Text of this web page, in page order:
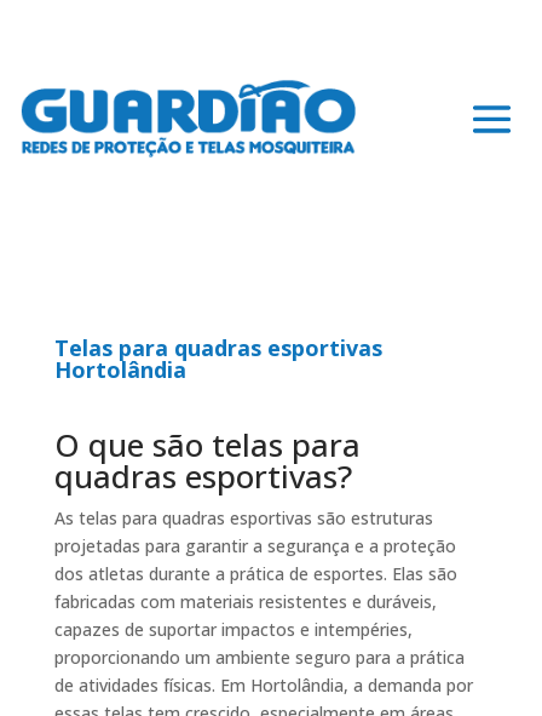
Telas para quadras esportivas
Hortolândia
O que são telas para
quadras esportivas?
As telas para quadras esportivas são estruturas
projetadas para garantir a segurança e a proteção
dos atletas durante a prática de esportes. Elas são
fabricadas com materiais resistentes e duráveis,
capazes de suportar impactos e intempéries,
proporcionando um ambiente seguro para a prática
de atividades físicas. Em Hortolândia, a demanda por